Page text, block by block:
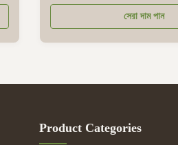
ropes in industrial,
tasks. Its adjustable design
various wire rope sizes and
সেরা দাম পান
Product Categories